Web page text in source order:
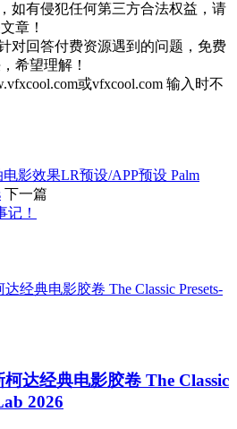
如有侵犯任何第三方合法权益，请
章！
对回答付费资源遇到的问题，免费
希望理解！
或vfxcool.com 输入时不
影效果LR预设/APP预设 Palm
下一篇
记！
柯达经典电影胶卷 The Classic
2026